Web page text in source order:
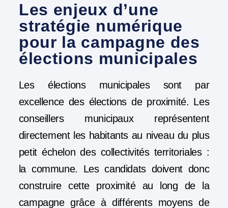
Les enjeux d’une
stratégie numérique
pour la campagne des
élections municipales
Les élections municipales sont par
excellence des élections de proximité. Les
conseillers municipaux représentent
directement les habitants au niveau du plus
petit échelon des collectivités territoriales :
la commune. Les candidats doivent donc
construire cette proximité au long de la
campagne grâce à différents moyens de